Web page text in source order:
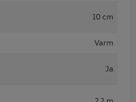
10 cm
Varm
Ja